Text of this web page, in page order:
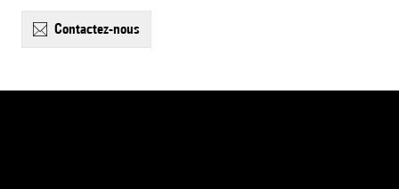
contactez-nous